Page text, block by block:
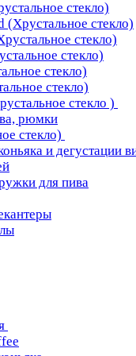
стекло)
стекло)
стекло)
стекло)
стекло)
стекло)
стекло )
рюмки
стекло)
и дегустации
для пива